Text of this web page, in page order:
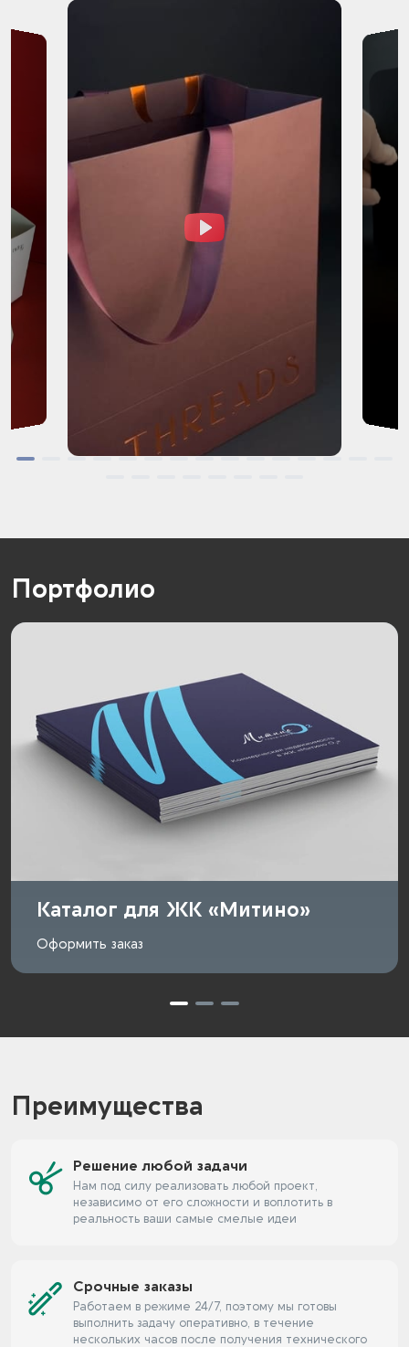
Портфолио
Каталог для ЖК «Митино»
Оформить заказ
Преимущества
Решение любой задачи
Нам под силу реализовать любой проект,
независимо от его сложности и воплотить в
реальность ваши самые смелые идеи
Срочные заказы
Работаем в режиме 24/7, поэтому мы готовы
выполнить задачу оперативно, в течение
нескольких часов после получения технического